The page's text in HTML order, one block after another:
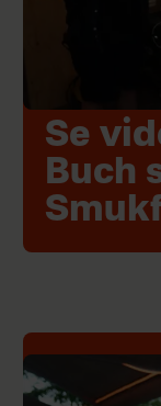
Se
Buch